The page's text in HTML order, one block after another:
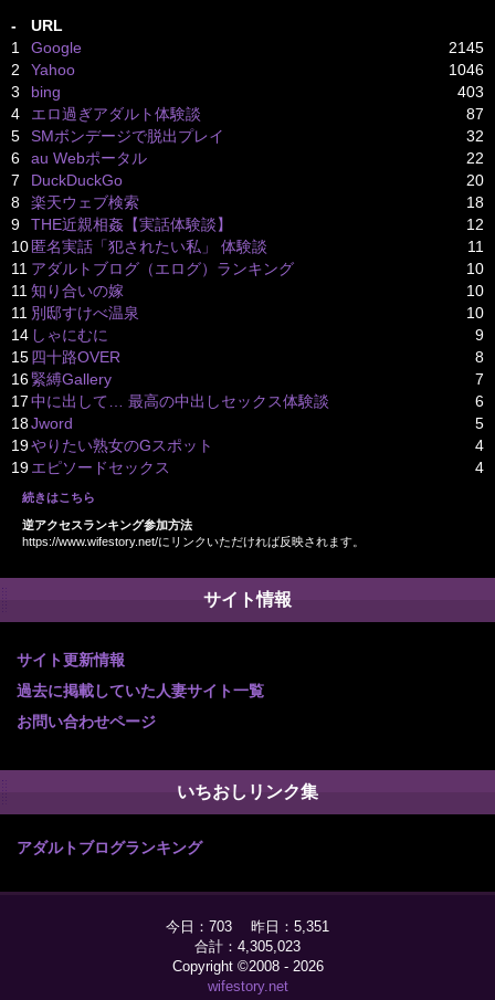
-
URL
1
Google
2145
2
Yahoo
1046
3
bing
403
4
エロ過ぎアダルト体験談
87
5
SMボンデージで脱出プレイ
32
6
au Webポータル
22
7
DuckDuckGo
20
8
楽天ウェブ検索
18
9
THE近親相姦【実話体験談】
12
10 匿名実話「犯されたい私」 体験談
11
11 アダルトブログ（エログ）ランキング
10
11 知り合いの嫁
10
11 別邸すけべ温泉
10
14 しゃにむに
9
15四十路OVER
8
16緊縛Gallery
7
17中に出して… 最高の中出しセックス体験談
6
18Jword
5
19やりたい熟女のGスポット
4
19エピソードセックス 4
続きはこちら
逆アクセスランキング参加方法
https://www.wifestory.net/にリンクいただければ反映されます。
サイト情報
サイト更新情報
過去に掲載していた人妻サイト一覧
お問い合わせページ
いちおしリンク集
アダルトブログランキング
今日：703 昨日：5,351
合計：4,305,023
Copyright ©2008 - 2026
wifestory.net